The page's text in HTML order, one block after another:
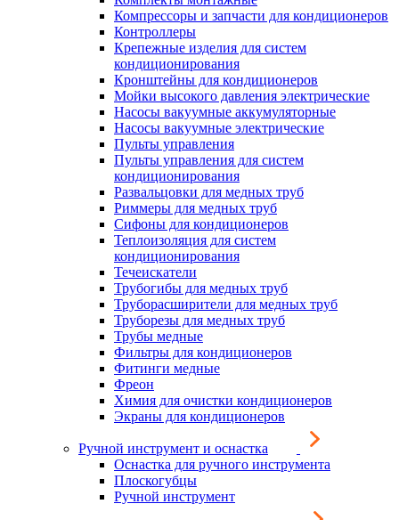
Компрессоры и запчасти для кондиционеров
Контроллеры
Крепежные изделия для систем
кондиционирования
Кронштейны для кондиционеров
Мойки высокого давления электрические
Насосы вакуумные аккумуляторные
Насосы вакуумные электрические
Пульты управления
Пульты управления для систем
кондиционирования
Развальцовки для медных труб
Риммеры для медных труб
Сифоны для кондиционеров
Теплоизоляция для систем
кондиционирования
Течеискатели
Трубогибы для медных труб
Труборасширители для медных труб
Труборезы для медных труб
Трубы медные
Фильтры для кондиционеров
Фитинги медные
Фреон
Химия для очистки кондиционеров
Экраны для кондиционеров
Ручной инструмент и оснастка
Оснастка для ручного инструмента
Плоскогубцы
Ручной инструмент